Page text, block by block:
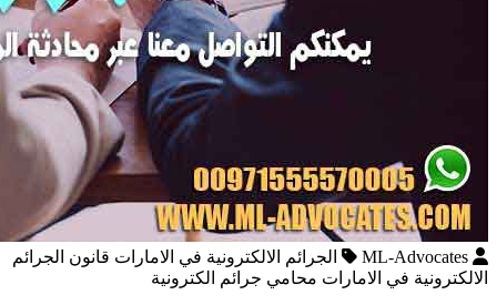
ML-Advocates
الجرائم الالكترونية في الامارات قانون الجرائم
الالكترونية في الامارات محامي جرائم الكترونية